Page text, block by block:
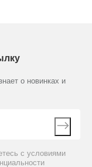
о новинках и
с условиями